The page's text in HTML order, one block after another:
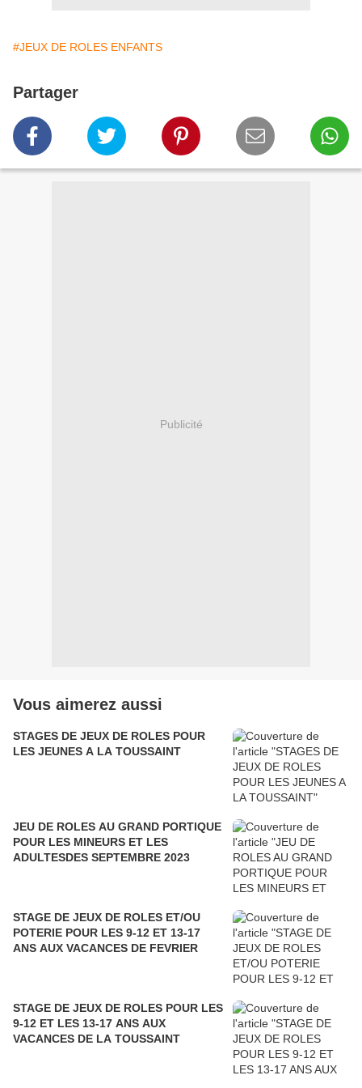
#JEUX DE ROLES ENFANTS
Partager
Publicité
Vous aimerez aussi
STAGES DE JEUX DE ROLES POUR
LES JEUNES A LA TOUSSAINT
JEU DE ROLES AU GRAND PORTIQUE
POUR LES MINEURS ET LES
ADULTESDES SEPTEMBRE 2023
STAGE DE JEUX DE ROLES ET/OU
POTERIE POUR LES 9-12 ET 13-17
ANS AUX VACANCES DE FEVRIER
STAGE DE JEUX DE ROLES POUR LES
9-12 ET LES 13-17 ANS AUX
VACANCES DE LA TOUSSAINT